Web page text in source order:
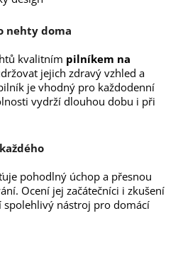
nehty doma
kvalitním pilníkem na
jejich zdravý vzhled a
je vhodný pro každodenní
vydrží dlouhou dobu i při
pohodlný úchop a přesnou
Ocení jej začátečníci i zkušení
spolehlivý nástroj pro domácí